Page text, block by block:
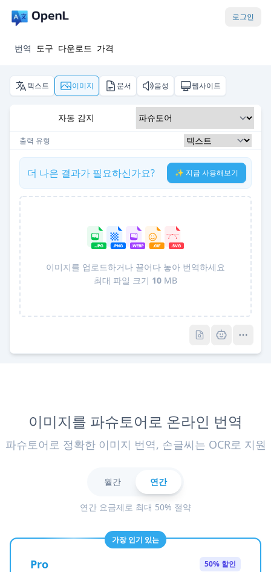
로그인
번역 도구 다운로드 가격
텍스트 이미지 문서 음성 웹사이트
자동 감지
출력 유형
더 나은 결과가 필요하신가요? ✨ 지금 사용해보기
이미지를 업로드하거나 끌어다 놓아 번역하세요
최대 파일 크기 10 MB
이미지를 파슈토어로 온라인 번역
파슈토어로 정확한 이미지 번역, 손글씨는 OCR로 지원
월간 연간
연간 요금제로 최대 50% 절약
가장 인기 있는
Pro 50% 할인